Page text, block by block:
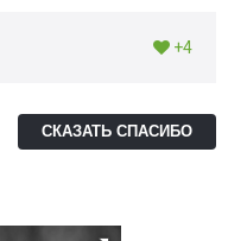
+4
СКАЗАТЬ СПАСИБО